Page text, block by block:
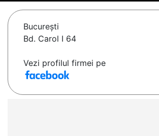
Bucureşti
Bd. Carol I 64
Vezi profilul firmei pe